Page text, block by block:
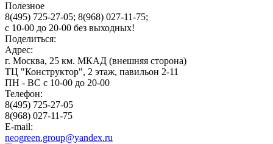
Полезное
8(495) 725-27-05; 8(968) 027-11-75;
с 10-00 до 20-00 без выходных!
Поделиться:
Адрес:
г. Москва, 25 км. МКАД (внешняя сторона)
ТЦ "Конструктор", 2 этаж, павильон 2-11
ПН - ВС с 10-00 до 20-00
Телефон:
8(495) 725-27-05
8(968) 027-11-75
E-mail:
neogreen.group@yandex.ru